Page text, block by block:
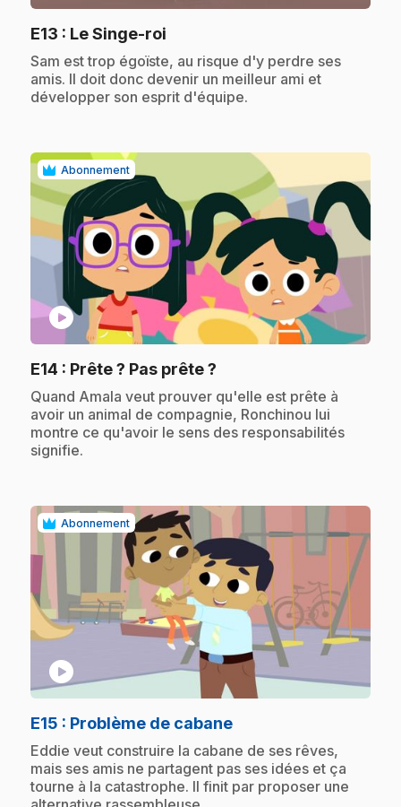
E13 : Le Singe-roi
.Sam est trop égoïste, au risque d'y perdre ses
amis. Il doit donc devenir un meilleur ami et
développer son esprit d'équipe.
Abonnement
play_circle
E14 : Prête ? Pas prête ?
.Quand Amala veut prouver qu'elle est prête à
avoir un animal de compagnie, Ronchinou lui
montre ce qu'avoir le sens des responsabilités
signifie.
Abonnement
play_circle
E15 : Problème de cabane.
.Eddie veut construire la cabane de ses rêves,
mais ses amis ne partagent pas ses idées et ça
tourne à la catastrophe. Il finit par proposer une